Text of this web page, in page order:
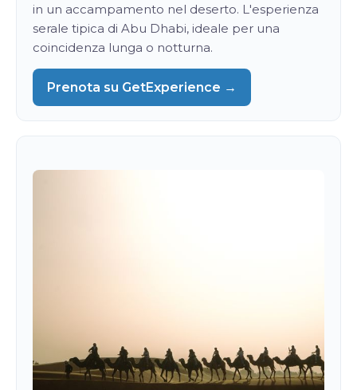
in un accampamento nel deserto. L'esperienza
serale tipica di Abu Dhabi, ideale per una
coincidenza lunga o notturna.
Prenota su GetExperience →